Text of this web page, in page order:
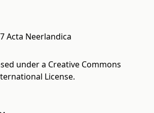
Acta Neerlandica
under a Creative Commons
License.